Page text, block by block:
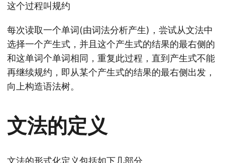
这个过程叫规约
每次读取一个单词(由词法分析产生)，尝试从文法中
选择一个产生式，并且这个产生式的结果的最右侧的
和这单词个单词相同，重复此过程，直到产生式不能
再继续规约，即从某个产生式的结果的最右侧出发，
向上构造语法树。
文法的定义